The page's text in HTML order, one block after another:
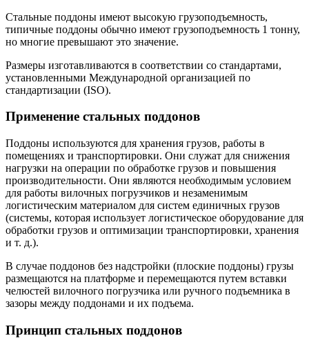
Стальные поддоны имеют высокую грузоподъемность,
типичные поддоны обычно имеют грузоподъемность 1 тонну,
но многие превышают это значение.
Размеры изготавливаются в соответствии со стандартами,
установленными Международной организацией по
стандартизации (ISO).
Применение стальных поддонов
Поддоны используются для хранения грузов, работы в
помещениях и транспортировки. Они служат для снижения
нагрузки на операции по обработке грузов и повышения
производительности. Они являются необходимым условием
для работы вилочных погрузчиков и незаменимым
логистическим материалом для систем единичных грузов
(системы, которая использует логистическое оборудование для
обработки грузов и оптимизации транспортировки, хранения
и т. д.).
В случае поддонов без надстройки (плоские поддоны) грузы
размещаются на платформе и перемещаются путем вставки
челюстей вилочного погрузчика или ручного подъемника в
зазоры между поддонами и их подъема.
Принцип стальных поддонов